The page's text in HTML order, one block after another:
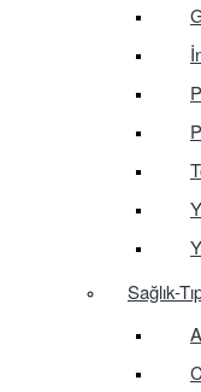
Sağlık-